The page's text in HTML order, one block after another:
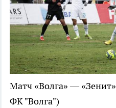
Матч «Волга» — «Зенит»
ФК "Волга")